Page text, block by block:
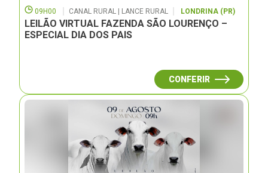
09H00 CANAL RURAL | LANCE RURAL LONDRINA (PR)
LEILÃO VIRTUAL FAZENDA SÃO LOURENÇO –
ESPECIAL DIA DOS PAIS
CONFERIR